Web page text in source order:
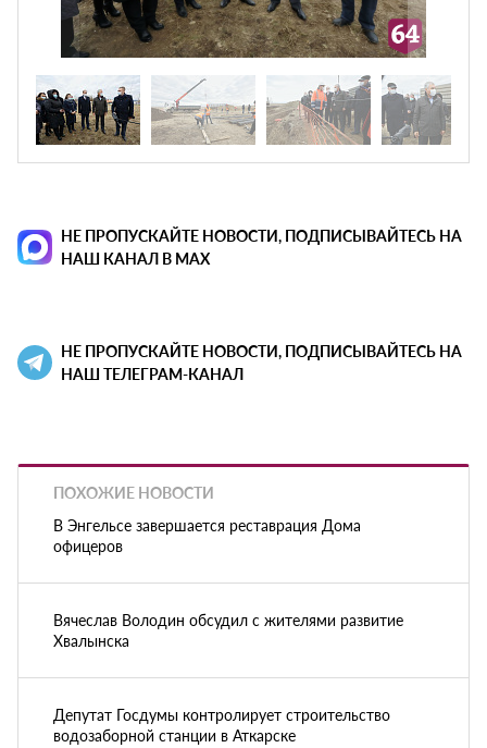
НЕ ПРОПУСКАЙТЕ НОВОСТИ, ПОДПИСЫВАЙТЕСЬ НА
НАШ КАНАЛ В MAX
НЕ ПРОПУСКАЙТЕ НОВОСТИ, ПОДПИСЫВАЙТЕСЬ НА
НАШ ТЕЛЕГРАМ-КАНАЛ
ПОХОЖИЕ НОВОСТИ
В Энгельсе завершается реставрация Дома
офицеров
Вячеслав Володин обсудил с жителями развитие
Хвалынска
Депутат Госдумы контролирует строительство
водозаборной станции в Аткарске